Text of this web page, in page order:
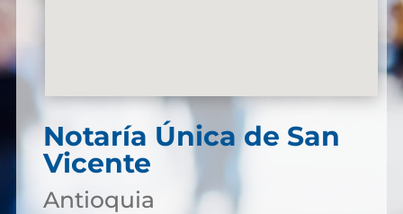
Notaría Única de San
Vicente
Antioquia